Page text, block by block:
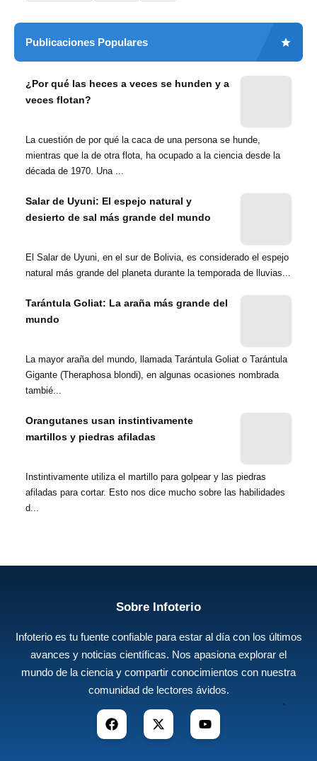
Publicaciones Populares
¿Por qué las heces a veces se hunden y a
veces flotan?
La cuestión de por qué la caca de una persona se hunde,
mientras que la de otra flota, ha ocupado a la ciencia desde la
década de 1970. Una ...
Salar de Uyuni: El espejo natural y
desierto de sal más grande del mundo
El Salar de Uyuni, en el sur de Bolivia, es considerado el espejo
natural más grande del planeta durante la temporada de lluvias...
Tarántula Goliat: La araña más grande del
mundo
La mayor araña del mundo, llamada Tarántula Goliat o Tarántula
Gigante (Theraphosa blondi), en algunas ocasiones nombrada
tambié...
Orangutanes usan instintivamente
martillos y piedras afiladas
Instintivamente utiliza el martillo para golpear y las piedras
afiladas para cortar. Esto nos dice mucho sobre las habilidades
d...
Sobre Infoterio
Infoterio es tu fuente confiable para estar al día con los últimos
avances y noticias científicas. Nos apasiona explorar el
mundo de la ciencia y compartir conocimientos con nuestra
comunidad de lectores ávidos.